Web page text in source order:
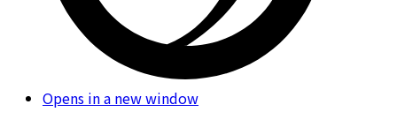
Opens in a new window